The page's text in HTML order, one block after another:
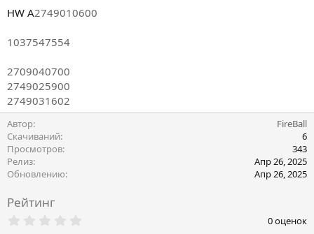
HW A2749010600
1037547554
2709040700
2749025900
2749031602
Автор
FireBall
Скачиваний
6
Просмотров
343
Релиз
Апр 26, 2025
Обновлению
Апр 26, 2025
Рейтинг
0 оценок